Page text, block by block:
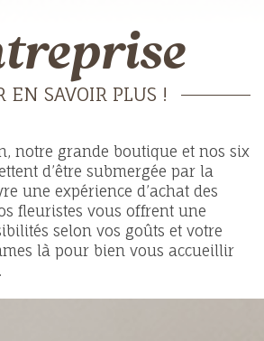
EN SAVOIR PLUS !
notre grande boutique et nos six
d’être submergée par la
une expérience d’achat des
fleuristes vous offrent une
selon vos goûts et votre
là pour bien vous accueillir